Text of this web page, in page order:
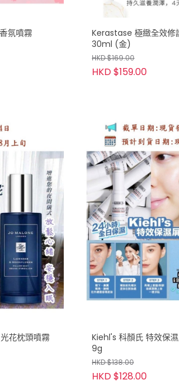
氛噴霧
Kerastase 極緻全效修
30ml (金)
HKD $169.00
HKD $159.00
花枕頭噴霧
Kiehl's 科顏氏 特效保
9g
HKD $138.00
HKD $128.00